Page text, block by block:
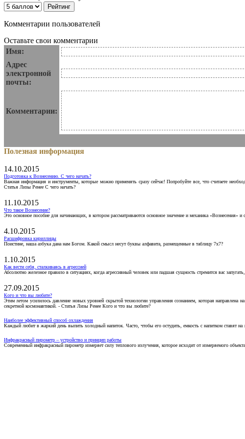
Комментарии пользователей
Оставьте свои комментарии
Имя:
Адрес
электронной
почты:
Комментарии:
Полезная информация
14.10.2015
Подготовка к Вознесению. С чего начать?
Важная информация и инструменты, которые можно применять сразу сейчас! Попробуйте все, что считаете
Статья Лизы Ренее С чего начать?
11.10.2015
Что такое Вознесение?
Это основное пособие для начинающих, в котором рассматриваются основное значение и механика
4.10.2015
Расшифровка кириллицы
Поистине, наша азбука дана нам Богом. Какой смысл несут буквы алфавита, размещенные в таблицу 7х7?
1.10.2015
Как вести себя, сталкиваясь в агрессией
Абсолютно железное правило в ситуациях, когда агрессивный человек или падшая сущность стремится вас
27.09.2015
Кого и что вы любите?
Этим летом усилилось давление новых уровней скрытой технологии управления сознанием, которая
секретной космонавтикой. - Статья Лизы Ренее Кого и что вы любите?
Наиболее эффективный способ охлаждения
Каждый любит в жаркий день выпить холодный напиток. Часто, чтобы его остудить, емкость с напитком ставят
Инфракрасный пирометр – устройство и принцип работы
Современный инфракрасный пирометр измеряет силу теплового излучения, которое исходит от измеряемого